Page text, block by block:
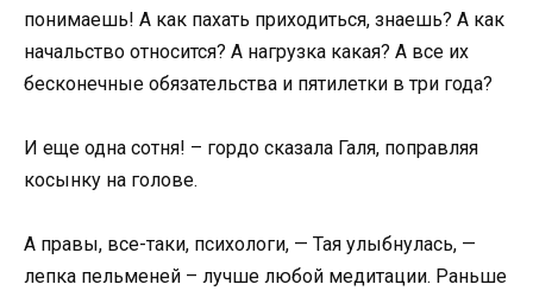
понимаешь! А как пахать приходиться, знаешь? А как
начальство относится? А нагрузка какая? А все их
бесконечные обязательства и пятилетки в три года?
И еще одна сотня! – гордо сказала Галя, поправляя
косынку на голове.
А правы, все-таки, психологи, — Тая улыбнулась, —
лепка пельменей – лучше любой медитации. Раньше